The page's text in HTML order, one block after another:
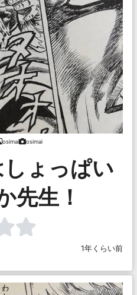
osimai osimai
ょっぱい
先生！
1年くらい前